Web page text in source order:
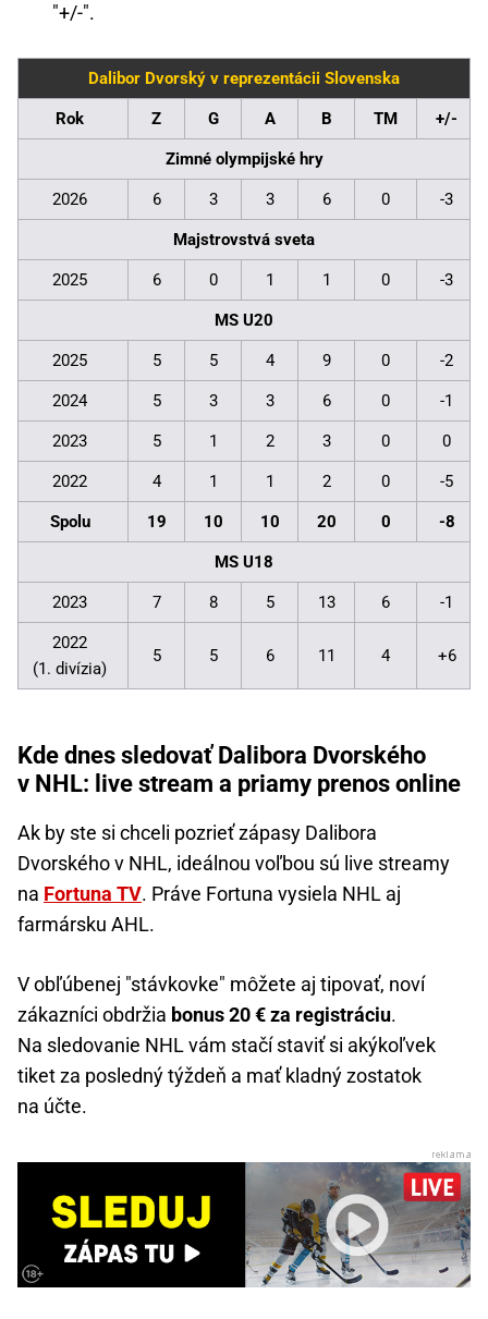
"+/-".
Dalibor Dvorský v reprezentácii Slovenska
Rok Z G A B TM +/-
Zimné olympijské hry
2026 6 3 3 6 0 -3
Majstrovstvá sveta
2025 6 0 1 1 0 -3
MS U20
2025 5 5 4 9 0 -2
2024 5 3 3 6 0 -1
2023 5 1 2 3 0 0
2022 4 1 1 2 0 -5
Spolu 19 10 10 20 0 -8
MS U18
2023 7 8 5 13 6 -1
2022
(1. divízia)
5 5 6 11 4 +6
Kde dnes sledovať Dalibora Dvorského
v NHL: live stream a priamy prenos online
Ak by ste si chceli pozrieť zápasy Dalibora
Dvorského v NHL, ideálnou voľbou sú live streamy
na Fortuna TV. Práve Fortuna vysiela NHL aj
farmársku AHL.
V obľúbenej "stávkovke" môžete aj tipovať, noví
zákazníci obdržia bonus 20 € za registráciu.
Na sledovanie NHL vám stačí staviť si akýkoľvek
tiket za posledný týždeň a mať kladný zostatok
na účte.